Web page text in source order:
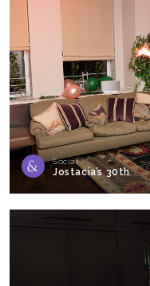
Social
Jostacia’s 30th